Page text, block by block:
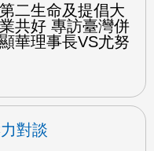
二生命及提倡大
共好 專訪臺灣併
華理事長VS尤努
對談